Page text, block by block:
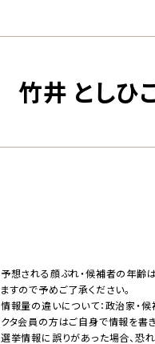
竹井 としひ
想される顔ぶれ・候補者の年齢
すので予めご了承ください。
報量の違いについて：政治家・
タ会員の方はご自身で情報を書
挙情報に誤りがあった場合、恐